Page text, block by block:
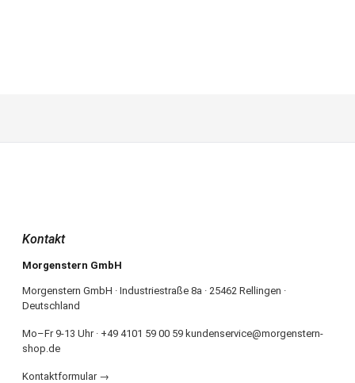
Kontakt
Morgenstern GmbH
Morgenstern GmbH · Industriestraße 8a · 25462 Rellingen ·
Deutschland
Mo–Fr 9-13 Uhr · +49 4101 59 00 59 kundenservice@morgenstern-
shop.de
Kontaktformular →